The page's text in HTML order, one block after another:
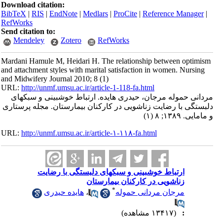
Download citation:
BibTeX|RIS|EndNote|Medlars|ProCite|Reference Manager
RefWorks
Send citation to:
Mendeley
Zotero RefWorks
Mardani Hamule M, Heidari H. The relationship between optimism
and attachment styles with marital satisfaction in women. Nursing
and Midwifery Journal 2010; 8 (1)
URL:http://unmf.umsu.ac.ir/article-1-118-fa.html
مردانی حموله مرجان، حیدری هایده. ارتباط خوشبینی و سبک­های
دلبستگی با رضایت زناشویی در کارکنان بیمارستان. مجله پرستاری
و مامایی. ۱۳۸۹; ۸ (۱)
URL:http://unmf.umsu.ac.ir/article-۱-۱۱۸-fa.html
ارتباط خوشبینی و سبک­های دلبستگی با رضایت
زناشویی در کارکنان بیمارستان
مرجان مردانی حموله* ،هایده حیدری